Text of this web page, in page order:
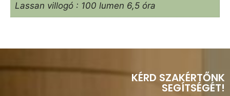
Lassan villogó : 100 lumen 6,5 óra
KÉRD SZAKÉRTŐNK
SEGÍTSÉGÉT!